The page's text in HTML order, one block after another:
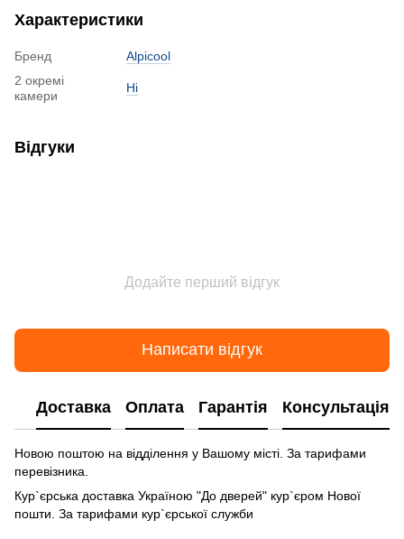
Характеристики
Бренд
Alpicool
2 окремі
камери
Ні
Відгуки
Додайте перший відгук
Написати відгук
Доставка Оплата Гарантія Консультація
Новою поштою на відділення у Вашому місті. За тарифами
перевізника.
Кур`єрська доставка Україною "До дверей" кур`єром Нової
пошти. За тарифами кур`єрської служби